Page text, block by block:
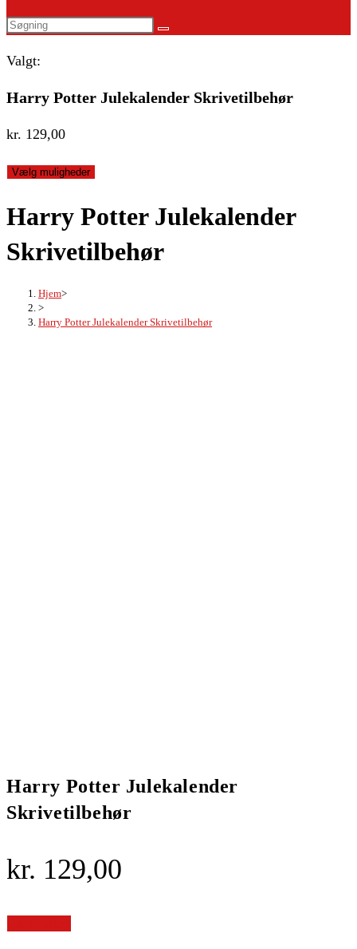
search
Search
website
Valgt:
Harry Potter Julekalender Skrivetilbehør
kr. 129,00
Vælg muligheder
Harry Potter Julekalender
Skrivetilbehør
Hjem>
>
Harry Potter Julekalender Skrivetilbehør
Harry Potter Julekalender
Skrivetilbehør
kr. 129,00